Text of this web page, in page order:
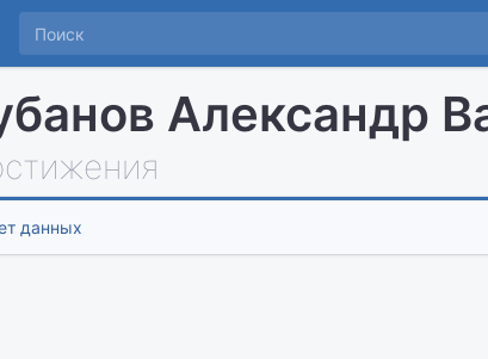
Александр
данных